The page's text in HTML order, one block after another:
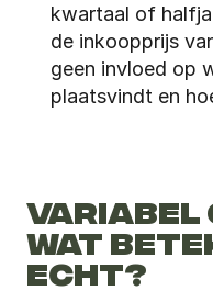
kwartaal of
de inkoopprijs
geen invloed op
plaatsvindt en
VARIABEL
WAT
ECHT?